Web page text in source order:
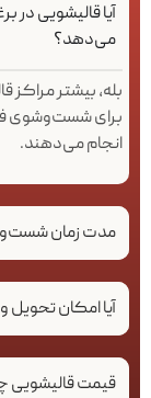
آیا قالیشویی
می‌دهد؟
بله، بیشتر
برای شست‌وشوی
انجام می‌دهند.
مدت زمان
آیا امکان
قیمت